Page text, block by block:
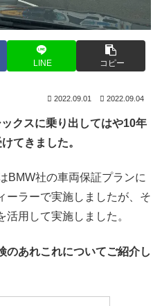
LINE コピー
2022.09.01 2022.09.04
クスに乗り出してはや10年
てきました。
社の車両保証プランに
ーラーで実施しましたが、そ
用して実施しました。
のあれこれについてご紹介し